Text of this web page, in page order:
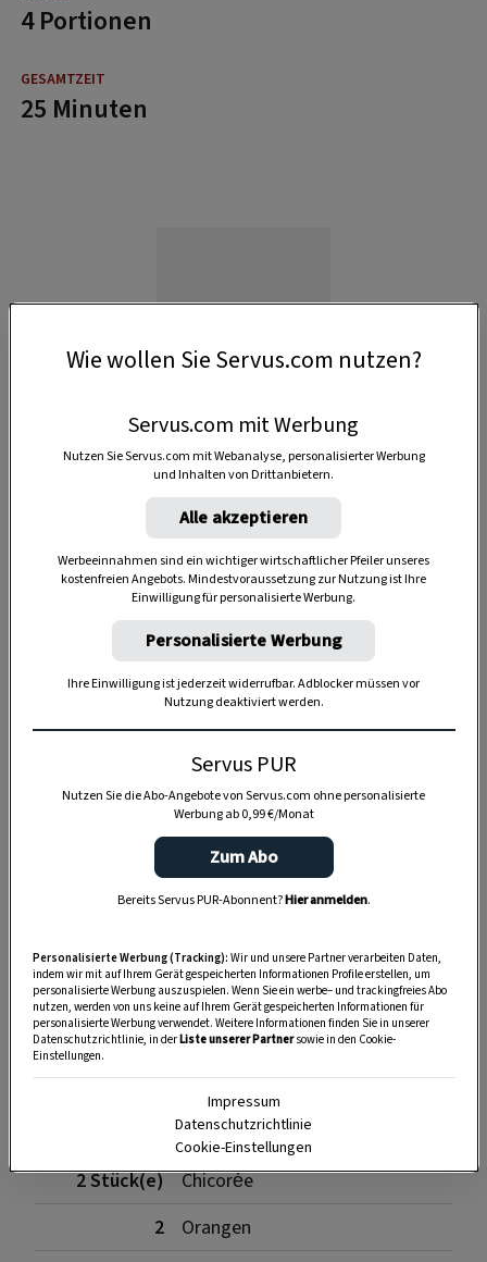
4 Portionen
25 Minuten
Anzeige
SPEICHERN DRUCKEN
Zutaten
2 Stück(e)
Chicorée
2
Orangen
Wie wollen Sie Servus.com nutzen?
Servus.com mit Werbung
Nutzen Sie Servus.com mit Webanalyse, personalisierter Werbung
und Inhalten von Drittanbietern.
Alle akzeptieren
Werbeeinnahmen sind ein wichtiger wirtschaftlicher Pfeiler unseres
kostenfreien Angebots. Mindestvoraussetzung zur Nutzung ist Ihre
Einwilligung für personalisierte Werbung.
Personalisierte Werbung
Ihre Einwilligung ist jederzeit widerrufbar. Adblocker müssen vor
Nutzung deaktiviert werden.
Servus PUR
Nutzen Sie die Abo-Angebote von Servus.com ohne personalisierte
Werbung ab 0,99 €/Monat
Zum Abo
Bereits Servus PUR-Abonnent?Hier anmelden.
Personalisierte Werbung (Tracking): Wir und unsere Partner verarbeiten Daten,
indem wir mit auf Ihrem Gerät gespeicherten Informationen Profile erstellen, um
personalisierte Werbung auszuspielen. Wenn Sie ein werbe– und trackingfreies Abo
nutzen, werden von uns keine auf Ihrem Gerät gespeicherten Informationen für
personalisierte Werbung verwendet. Weitere Informationen finden Sie in unserer
Datenschutzrichtlinie, in derListe unserer Partnersowie in den Cookie-
Einstellungen.
Impressum
Datenschutzrichtlinie
Cookie-Einstellungen